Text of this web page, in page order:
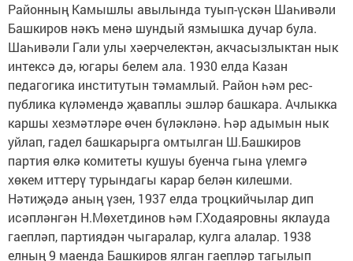
Районның Камышлы авылында туып-үскән Шаһивәли
Башкиров нәкъ менә шундый язмышка дучар була.
Шаһивәли Гали улы хәерчелектән, акчасызлыктан нык
интексә дә, югары белем ала. 1930 елда Казан
педагогика институтын тәмамлый. Район һәм рес­
публика күләмендә җаваплы эшләр башкара. Ачлыкка
каршы хезмәтләре өчен бүләкләнә. Һәр адымын нык
уйлап, гадел башкарырга омтылган Ш.Башкиров
партия өлкә комитеты кушуы буенча гына үлемгә
хөкем иттерү турындагы карар белән килешми.
Нәтиҗәдә аның үзен, 1937 елда троцкийчылар дип
исәпләнгән Н.Мөхетдинов һәм Г.Ходаяровны яклауда
гаепләп, партиядән чыгаралар, кулга алалар. 1938
елның 9 маенда Башкиров ялган гаепләр тагылып